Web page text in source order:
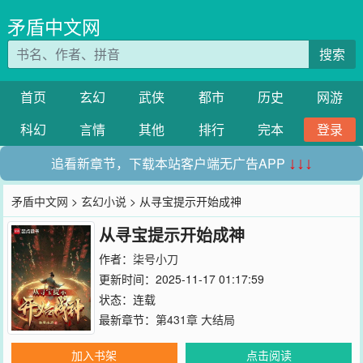
矛盾中文网
搜索
首页 玄幻 武侠 都市 历史
网游
科幻
言情 其他 排行 完本
登录
追看新章节，下载本站客户端无广告APP ↓↓↓
矛盾中文网 >玄幻小说 > 从寻宝提示开始成神
从寻宝提示开始成神
作者： 柒号小刀
更新时间：2025-11-17 01:17:59
状态：连载
最新章节： 第431章 大结局
加入书架 点击阅读